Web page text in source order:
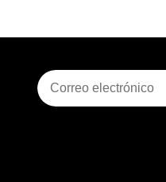
Suscripci?n al bolet?n